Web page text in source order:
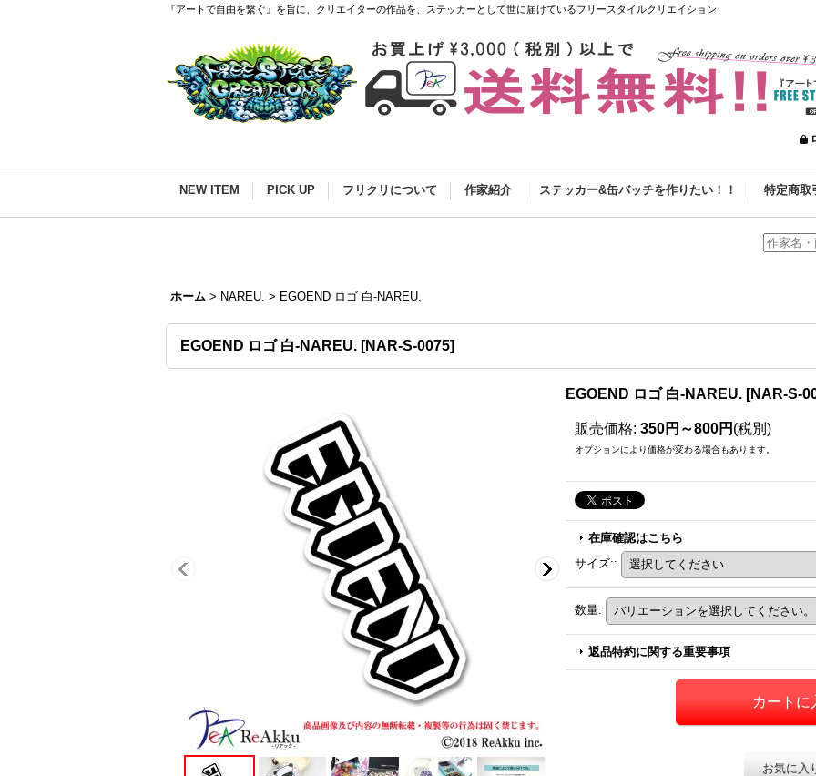
『アートで自由を繋ぐ』を旨に、クリエイターの作品を、ステッカーとして世に届けているフリースタイルクリエイション
NEW ITEM PICK UP フリクリについて 作家紹介 ステッカー&缶バッチを作りたい！！ 特定商取
ホーム > NAREU. > EGOEND ロゴ 白-NAREU.
EGOEND ロゴ 白-NAREU. [NAR-S-0075]
EGOEND ロゴ 白-NAREU. [NAR-S-
販売価格: 350円～800円 (税別)
オプションにより価格が変わる場合もあります。
在庫確認はこちら
サイズ::
数量:
返品特約に関する重要事項
お気に入